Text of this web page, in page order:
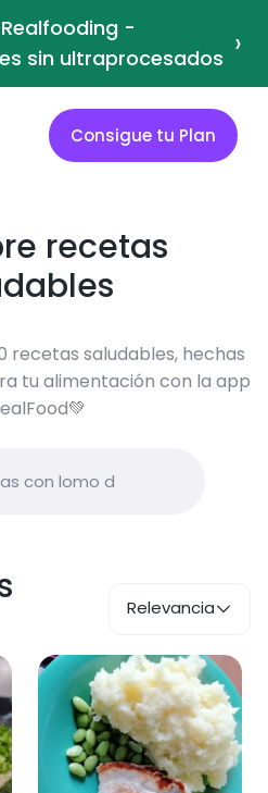
-
sin ultraprocesados ›
Consigue tu Plan
recetas
recetas saludables, hechas
tu alimentación con la app
Relevancia